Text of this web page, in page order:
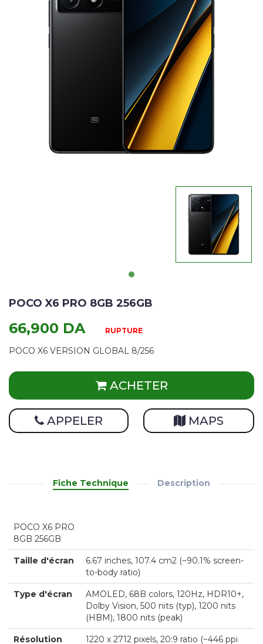
POCO X6 PRO 8GB 256GB
66,900 DA RUPTURE
POCO X6 VERSION GLOBAL 8/256
ACHETER
APPELER MAPS
Fiche Technique Description
POCO X6 PRO
8GB 256GB
Taille d'écran
6.67 inches, 107.4 cm2 (~90.1% screen-
to-body ratio)
Type d'écran
AMOLED, 68B colors, 120Hz, HDR10+,
Dolby Vision, 500 nits (typ), 1200 nits
(HBM), 1800 nits (peak)
Résolution
1220 x 2712 pixels, 20:9 ratio (~446 ppi